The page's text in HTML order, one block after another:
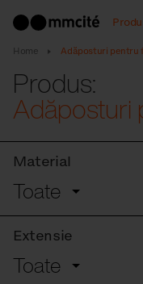
Home Adăposturi pentru
Produs:
Adăposturi
Material
Toate
Extensie
Toate